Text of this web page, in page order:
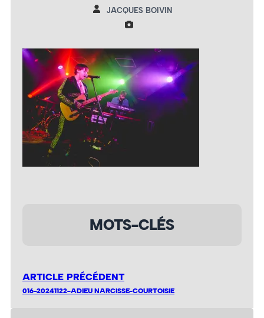
JACQUES BOIVIN
MOTS-CLÉS
ARTICLE PRÉCÉDENT
016-20241122-ADIEU NARCISSE-COURTOISIE